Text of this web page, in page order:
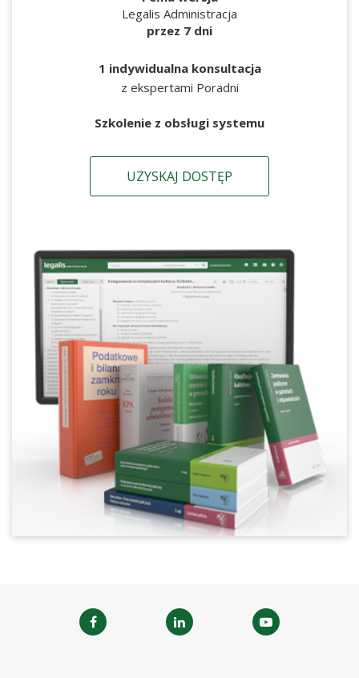
Legalis Administracja
przez 7 dni
1 indywidualna konsultacja
z ekspertami Poradni
Szkolenie z obsługi systemu
UZYSKAJ DOSTĘP